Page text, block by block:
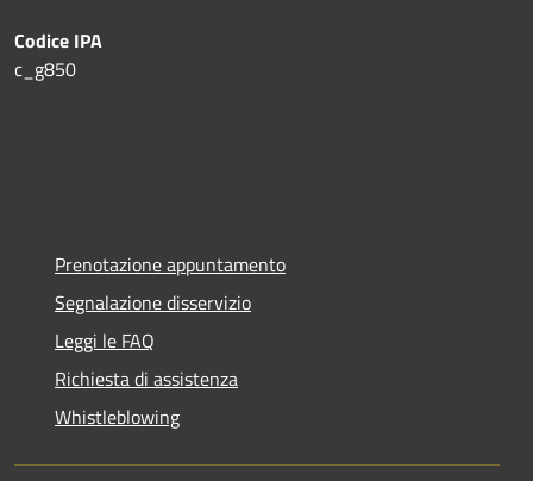
Codice IPA
c_g850
Prenotazione appuntamento
Segnalazione disservizio
Leggi le FAQ
Richiesta di assistenza
Whistleblowing